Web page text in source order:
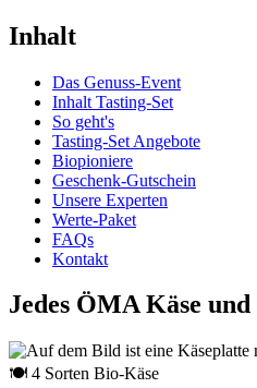
Inhalt
Das Genuss-Event
Inhalt Tasting-Set
So geht's
Tasting-Set Angebote
Biopioniere
Geschenk-Gutschein
Unsere Experten
Werte-Paket
FAQs
Kontakt
Jedes ÖMA Käse
🍽 4 Sorten Bio-Käse